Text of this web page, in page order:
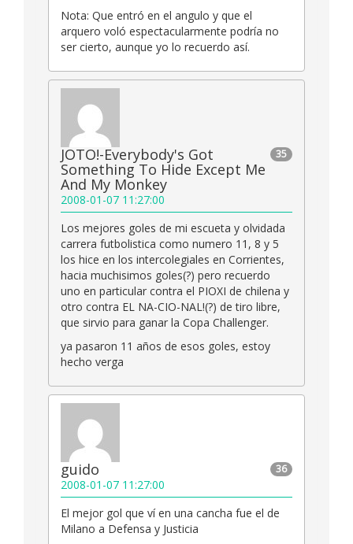
Nota: Que entró en el angulo y que el
arquero voló espectacularmente podría no
ser cierto, aunque yo lo recuerdo así.
35
JOTO!-Everybody's Got
Something To Hide Except Me
And My Monkey
2008-01-07 11:27:00
Los mejores goles de mi escueta y olvidada
carrera futbolistica como numero 11, 8 y 5
los hice en los intercolegiales en Corrientes,
hacia muchisimos goles(?) pero recuerdo
uno en particular contra el PIOXI de chilena y
otro contra EL NA-CIO-NAL!(?) de tiro libre,
que sirvio para ganar la Copa Challenger.
ya pasaron 11 años de esos goles, estoy
hecho verga
36
guido
2008-01-07 11:27:00
El mejor gol que ví en una cancha fue el de
Milano a Defensa y Justicia